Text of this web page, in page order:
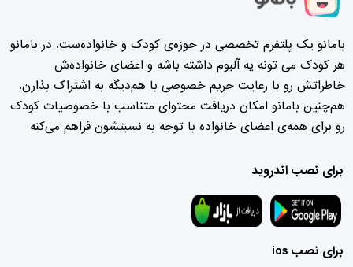
بامانو یک پلتفرم تخصصی در حوزه‌ی کودک و خانواده‌ست. در بامانو
هر کودک می تونه یه آلبوم داشته باشه و اعضای خانواده‌ش
خاطراتش رو با رعایت حریم خصوصی با هم‌دیگه به اشتراک بذارن.
هم‌چنین بامانو امکان دریافت محتوای متناسب با خصوصیات کودک
رو برای همه‌ی اعضای خانواده با توجه به نسبتشون فراهم می‌کنه
برای نصب اندروید
برای نصب ios